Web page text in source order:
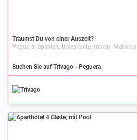
Träumst Du von einer Auszeit?
Peguera, Spanien, Balearische Inseln, Mallorca
Suchen Sie auf Trivago - Peguera